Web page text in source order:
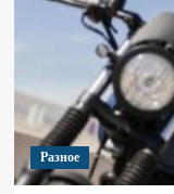
Разное